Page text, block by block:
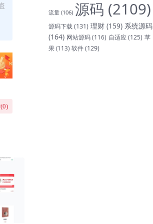
0)
流量 (106) 源码 (2109)
源码下载(131) 理财 (159) 系统源码
(164) 网站源码(116) 自适应(125) 苹
果 (113) 软件(129)